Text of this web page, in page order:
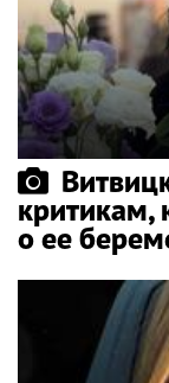
критикам,
о ее